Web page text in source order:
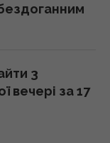
горіхів
яку суму
3
вечері за 17